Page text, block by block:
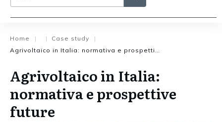
Home | | Case study
|
Agrivoltaico in Italia:
normativa e prospettive
future